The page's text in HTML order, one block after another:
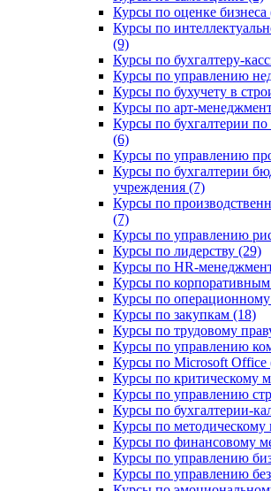
Курсы по оценке бизнеса
Курсы по
(9)
Курсы по бухгалтеру-
Курсы по управлению
Курсы по бухучету в
Курсы по арт-
Курсы по бухгалтерии по
(6)
Курсы по управлению
Курсы по бухгалтерии
учреждения (7)
Курсы по
(7)
Курсы по управлению
Курсы по лидерству (29)
Курсы по HR-
Курсы по
Курсы по
Курсы по закупкам (18)
Курсы по трудовому
Курсы по управлению
Курсы по Microsoft Office
Курсы по критическому
Курсы по управлению
Курсы по бухгалтерии-
Курсы по
Курсы по финансовому
Курсы по управлению
Курсы по управлению